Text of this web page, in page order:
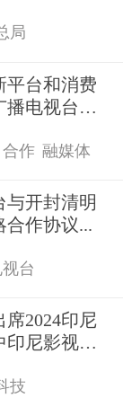
局
平台和消费
播电视台与
合作 融媒体
与开封清明
合作协议...
台
2024印尼
印尼影视
技